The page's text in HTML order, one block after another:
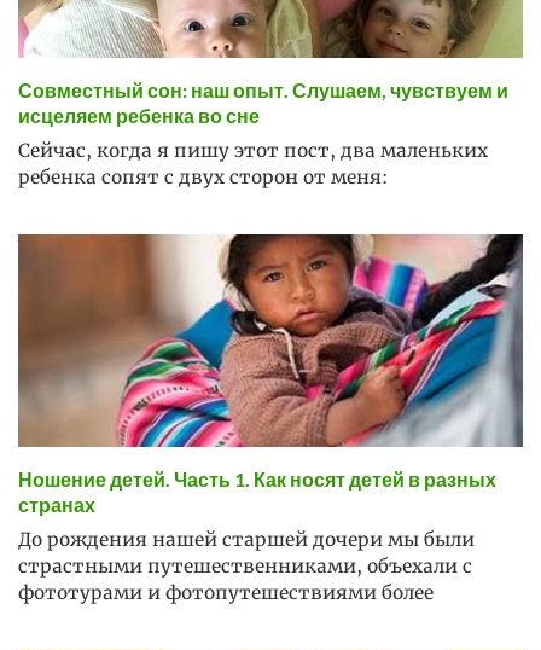
Совместный сон: наш опыт. Слушаем, чувствуем и
исцеляем ребенка во сне
Сейчас, когда я пишу этот пост, два маленьких
ребенка сопят с двух сторон от меня:
Ношение детей. Часть 1. Как носят детей в разных
странах
До рождения нашей старшей дочери мы были
страстными путешественниками, объехали с
фототурами и фотопутешествиями более